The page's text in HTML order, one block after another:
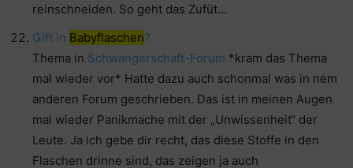
reinschneiden. So geht das Zufüt…
Gift in Babyflaschen?
Thema in Schwangerschaft-Forum *kram das Thema
mal wieder vor* Hatte dazu auch schonmal was in nem
anderen Forum geschrieben. Das ist in meinen Augen
mal wieder Panikmache mit der „Unwissenheit“ der
Leute. Ja ich gebe dir recht, das diese Stoffe in den
Flaschen drinne sind, das zeigen ja auch